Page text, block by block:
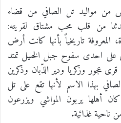
من مواليد تل الصافي من قضاء
في 9-12-1949 يحدثنا من قلب محب مشتاق لقريته:
المعروفة تاريخياً بأنها كانت أرض
على احدى سفوح جبل الخليل تمتد
عجور وزكريا ودير الذّبان وذكرين
بهذا الاسم لأنها تقع على تل
أهلها يربون المواشي ويزرعون
ناحية غذائية.